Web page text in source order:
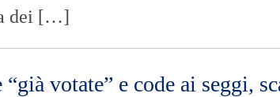
O
dei […]
votate” e code ai seggi,